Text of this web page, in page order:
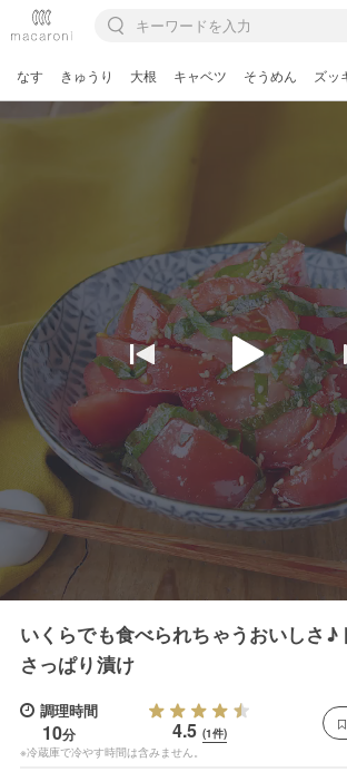
なす きゅうり 大根 キャベツ そうめん ズッ
いくらでも食べられちゃうおいしさ♪
さっぱり漬け
調理時間
10分
※冷蔵庫で冷やす時間は含みません。
4.5 (1件)